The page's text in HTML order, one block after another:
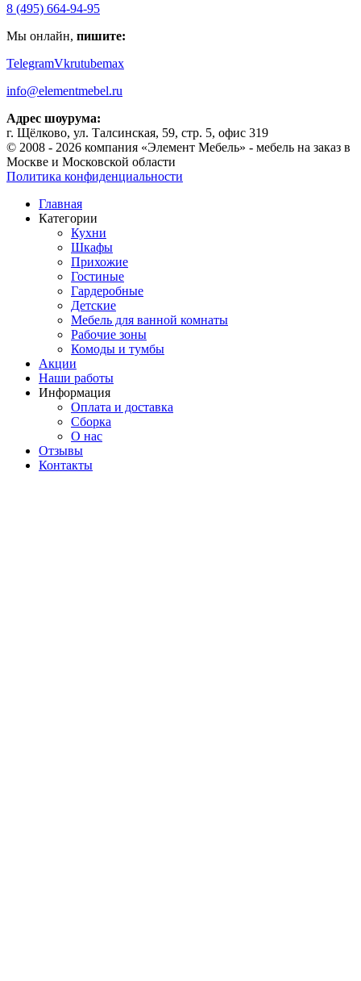
8 (495) 664-94-95
Мы онлайн, пишите:
TelegramVkrutubemax
info@elementmebel.ru
Адрес шоурума:
г. Щёлково, ул. Талсинская, 59, стр. 5, офис 319
© 2008 - 2026 компания «Элемент Мебель» - мебель на заказ в
Москве и Московской области
Политика конфиденциальности
Главная
Категории
Кухни
Шкафы
Прихожие
Гостиные
Гардеробные
Детские
Мебель для ванной комнаты
Рабочие зоны
Комоды и тумбы
Акции
Наши работы
Информация
Оплата и доставка
Сборка
О нас
Отзывы
Контакты